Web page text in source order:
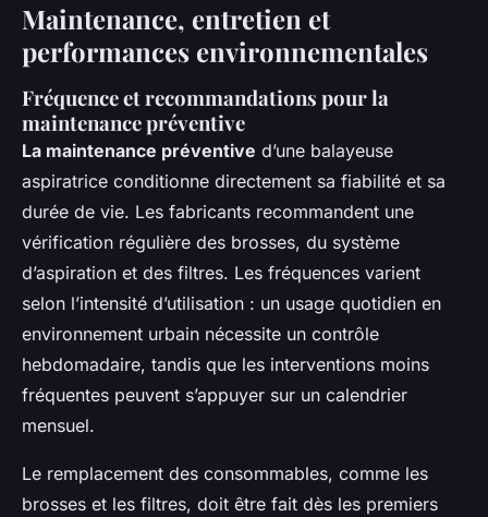
Maintenance, entretien et
performances environnementales
Fréquence et recommandations pour la
maintenance préventive
La maintenance préventive d’une balayeuse
aspiratrice conditionne directement sa fiabilité et sa
durée de vie. Les fabricants recommandent une
vérification régulière des brosses, du système
d’aspiration et des filtres. Les fréquences varient
selon l’intensité d’utilisation : un usage quotidien en
environnement urbain nécessite un contrôle
hebdomadaire, tandis que les interventions moins
fréquentes peuvent s’appuyer sur un calendrier
mensuel.
Le remplacement des consommables, comme les
brosses et les filtres, doit être fait dès les premiers